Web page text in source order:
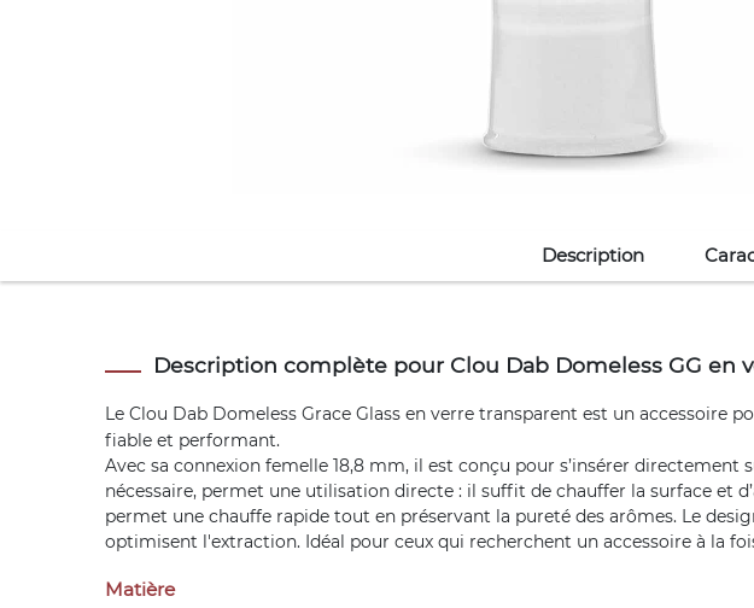
Description
Description complète pour Clou Dab Domeless GG en
Le Clou Dab Domeless Grace Glass en verre transparent est un accessoire
fiable et performant.
Avec sa connexion femelle 18,8 mm, il est conçu pour s’insérer
nécessaire, permet une utilisation directe : il suffit de chauffer la surface et
permet une chauffe rapide tout en préservant la pureté des arômes. Le
optimisent l'extraction. Idéal pour ceux qui recherchent un accessoire à la
Matière